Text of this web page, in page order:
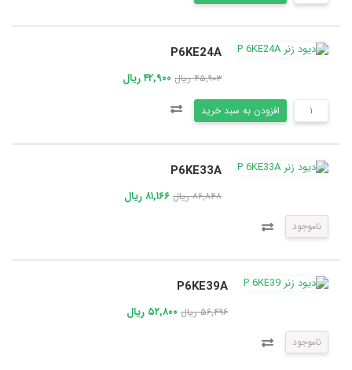
P6KE24A
۴۵,۹۰۳ ریال ۴۲,۹۰۰ ریال
افزودن به سبد خرید
P6KE33A
۸۶,۸۴۸ ریال ۸۱,۱۶۶ ریال
ناموجود
P6KE39A
۵۶,۴۹۶ ریال ۵۲,۸۰۰ ریال
ناموجود